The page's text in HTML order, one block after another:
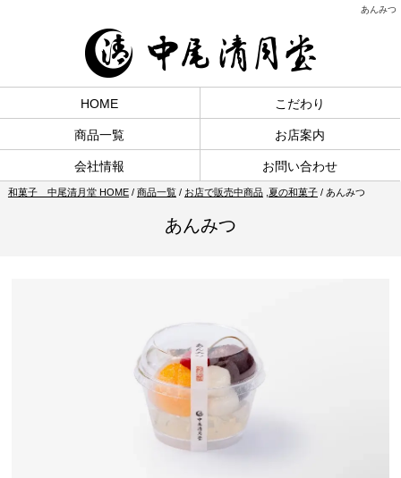
あんみつ
HOME こだわり
商品一覧 お店案内
会社情報 お問い合わせ
和菓子 中尾清月堂 HOME/ 商品一覧/ お店で販売中商品, 夏の和菓子/ あんみつ
あんみつ